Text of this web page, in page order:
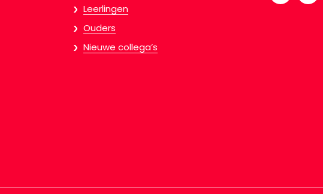
Leerlingen
Ouders
Nieuwe collega’s